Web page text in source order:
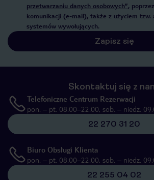
przetwarzaniu danych osobowych”,
komunikacji (e-mail), także z użyciem tzw.
systemów wywołujących.
Zapisz się
Skontaktuj się z
Telefoniczne Centrum Rezerwacji
pon. – pt. 08:00–22:00, sob. – niedz.
22 270 31 20
Biuro Obsługi Klienta
pon. – pt. 08:00–22:00, sob. – niedz.
22 255 04 02